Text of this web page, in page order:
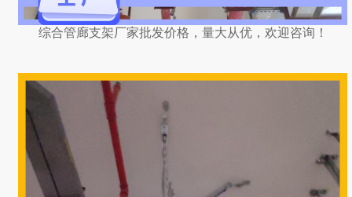
综合管廊支架厂家批发价格，量大从优，欢迎咨询！